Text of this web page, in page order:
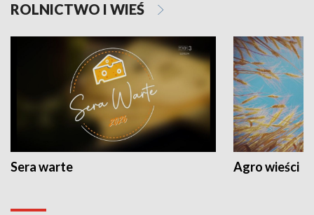
ROLNICTWO I WIEŚ
Sera warte Agro wieści